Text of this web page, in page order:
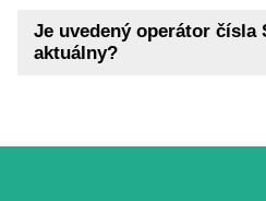
Je uvedený operátor čísla
aktuálny?